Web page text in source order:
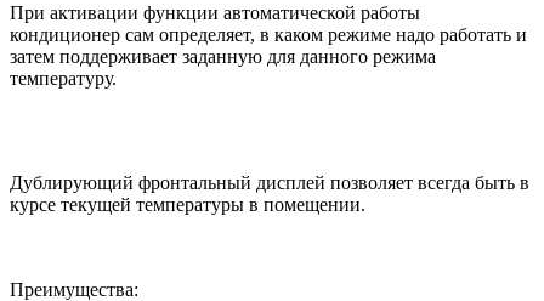
При активации функции автоматической работы
кондиционер сам определяет, в каком режиме надо работать и
затем поддерживает заданную для данного режима
температуру.
Дублирующий фронтальный дисплей позволяет всегда быть в
курсе текущей температуры в помещении.
Преимущества: